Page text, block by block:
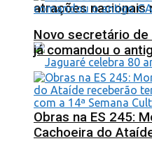
atrações nacionais
Novo secretário
já comandou o
Obras na ES 245:
Cachoeira do